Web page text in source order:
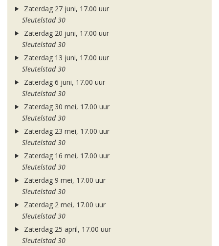
Zaterdag 27 juni, 17.00 uur
Sleutelstad 30
Zaterdag 20 juni, 17.00 uur
Sleutelstad 30
Zaterdag 13 juni, 17.00 uur
Sleutelstad 30
Zaterdag 6 juni, 17.00 uur
Sleutelstad 30
Zaterdag 30 mei, 17.00 uur
Sleutelstad 30
Zaterdag 23 mei, 17.00 uur
Sleutelstad 30
Zaterdag 16 mei, 17.00 uur
Sleutelstad 30
Zaterdag 9 mei, 17.00 uur
Sleutelstad 30
Zaterdag 2 mei, 17.00 uur
Sleutelstad 30
Zaterdag 25 april, 17.00 uur
Sleutelstad 30